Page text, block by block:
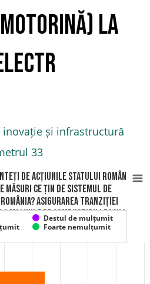
la
inovație și infrastructură
33
de acțiunile statului român
ce țin de sistemul de
transport public din România? Asigurarea tranziției
mașinile pe combustibili fosili
la mașinile electr
Destul de mulțumit
Foarte nemulțumit